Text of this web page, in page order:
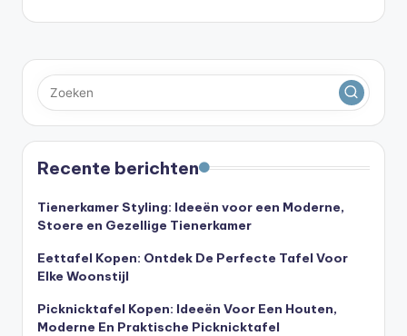
Recente berichten
Tienerkamer Styling: Ideeën voor een Moderne,
Stoere en Gezellige Tienerkamer
Eettafel Kopen: Ontdek De Perfecte Tafel Voor
Elke Woonstijl
Picknicktafel Kopen: Ideeën Voor Een Houten,
Moderne En Praktische Picknicktafel